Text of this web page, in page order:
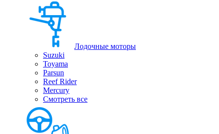
Лодочные моторы
Suzuki
Toyama
Parsun
Reef Rider
Mercury
Смотреть все